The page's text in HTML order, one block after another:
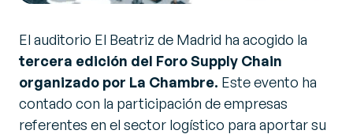
El auditorio El Beatriz de Madrid ha acogido la
tercera edición del Foro Supply Chain
organizado por La Chambre. Este evento ha
contado con la participación de empresas
referentes en el sector logístico para aportar su